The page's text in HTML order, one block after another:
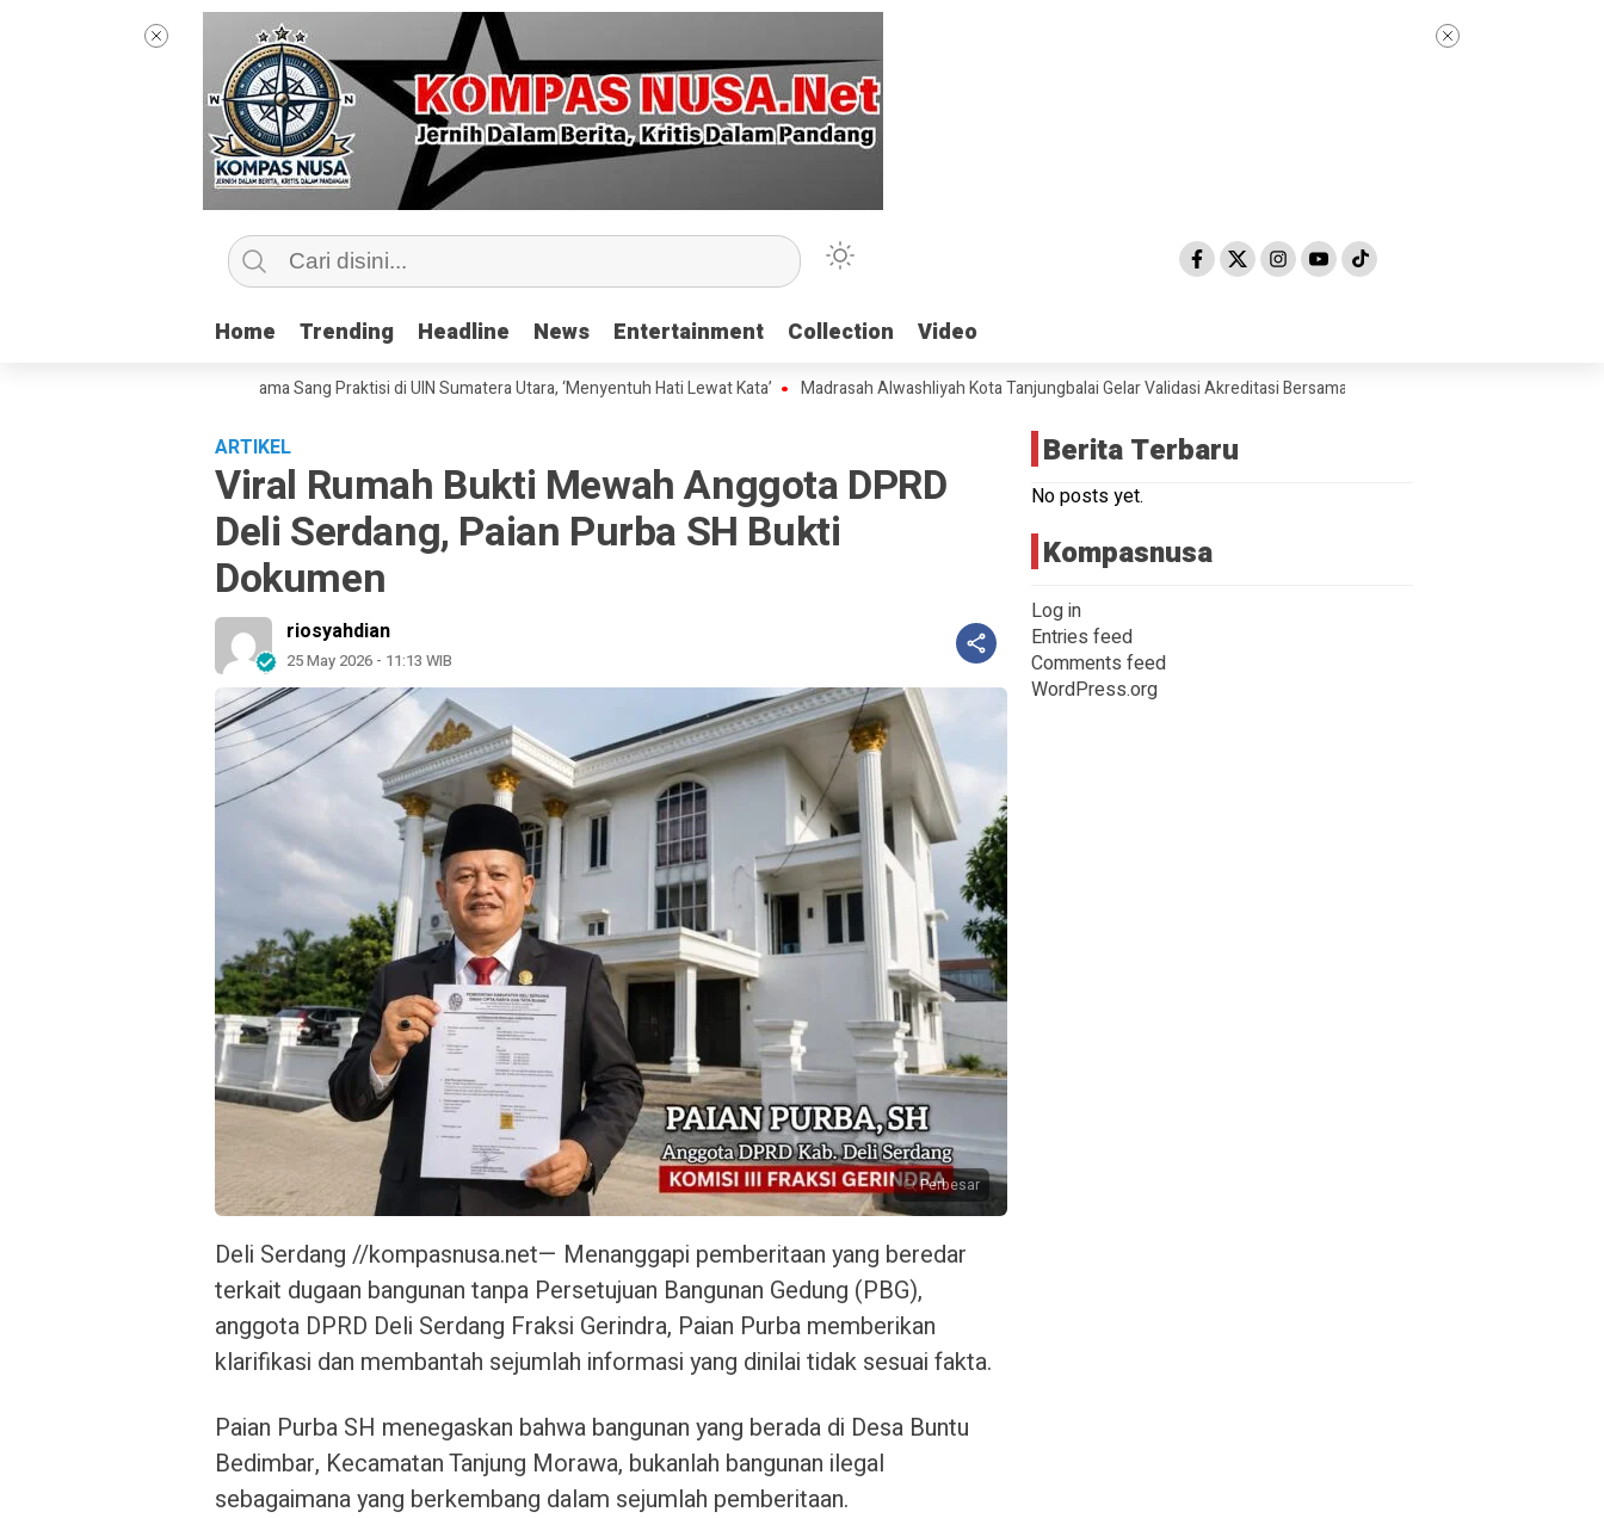
Home Trending Headline News Entertainment Collection Video
Home Trending Headline News Entertainment Collection Video
Kelas Jurnalisme Bersama Sang Praktisi di UIN Sumatera Utara, ‘Menyentuh Hati Lewat Kata’ Madrasah Alwashliyah Kota Tanjungbalai Gelar Validasi Akreditasi Bersama Tim Asesor BAN-PDM Tahun 2026
ARTIKEL
Viral Rumah Bukti Mewah Anggota DPRD
Deli Serdang, Paian Purba SH Bukti
Dokumen
riosyahdian
25 May 2026 - 11:13 WIB
Perbesar
Deli Serdang //kompasnusa.net— Menanggapi pemberitaan yang beredar
terkait dugaan bangunan tanpa Persetujuan Bangunan Gedung (PBG),
anggota DPRD Deli Serdang Fraksi Gerindra, Paian Purba memberikan
klarifikasi dan membantah sejumlah informasi yang dinilai tidak sesuai fakta.
Paian Purba SH menegaskan bahwa bangunan yang berada di Desa Buntu
Bedimbar, Kecamatan Tanjung Morawa, bukanlah bangunan ilegal
sebagaimana yang berkembang dalam sejumlah pemberitaan.
Berita Terbaru
No posts yet.
Kompasnusa
Log in
Entries feed
Comments feed
WordPress.org